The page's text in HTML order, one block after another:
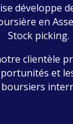
développe
en
Stock picking.
clientèle
et
boursiers